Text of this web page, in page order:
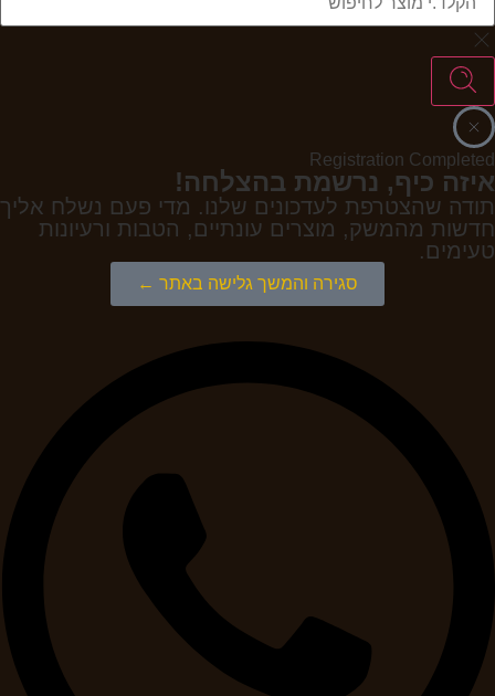
Registration Completed
איזה כיף, נרשמת בהצלחה!
תודה שהצטרפת לעדכונים שלנו. מדי פעם נשלח אליך
חדשות מהמשק, מוצרים עונתיים, הטבות ורעיונות
טעימים.
סגירה והמשך גלישה באתר ←